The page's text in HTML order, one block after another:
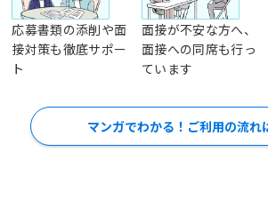
応募書類の添削や面
接対策も徹底サポー
ト
面接が不安な方へ、
面接への同席も行っ
ています
マンガでわかる！ご利用の流れ